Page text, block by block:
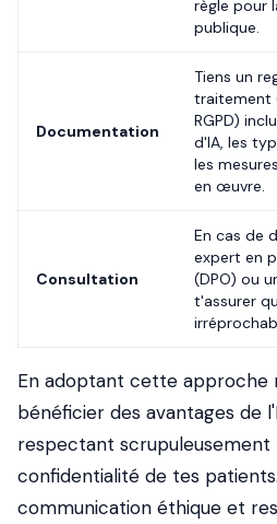
règle pour
publique.
Documentation
Tiens un
traitement
RGPD)
d'IA, les
les
en œuvre.
Consultation
En cas de
expert en
(DPO) ou
t'assurer
En adoptant cette approche
bénéficier des avantages de
respectant scrupuleusement
confidentialité de tes
communication éthique et